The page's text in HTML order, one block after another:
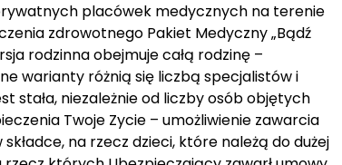
placówek medycznych na terenie
zdrowotnego Pakiet Medyczny „Bądź
rodzinna obejmuje całą rodzinę –
warianty różnią się liczbą specjalistów i
stała, niezależnie od liczby osób objętych
Twoje Zycie – umożliwienie zawarcia
na rzecz dzieci, które należą do dużej